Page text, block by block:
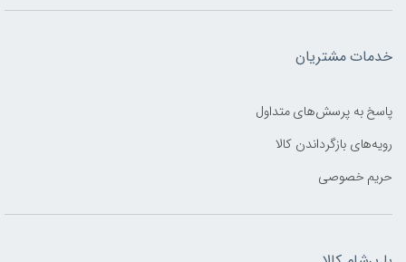
خدمات مشتریان
پاسخ به پرسش‌های متداول
رویه‌های بازگرداندن کالا
حریم خصوصی